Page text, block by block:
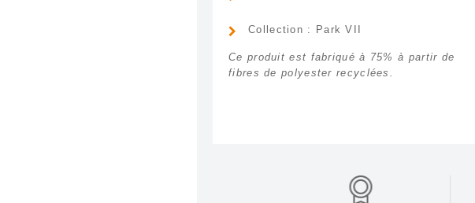
Collection : Park VII
Ce produit est fabriqué à 75% à partir de
fibres de polyester recyclées.